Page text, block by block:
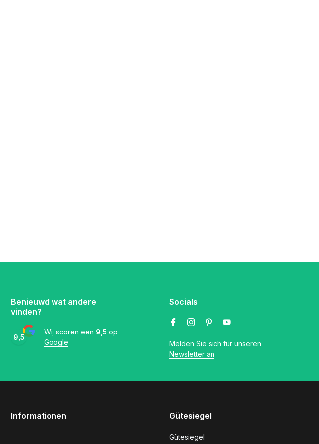
Benieuwd wat andere
vinden?
9,5
Wij scoren een 9,5 op
Google
Socials
Melden Sie sich für unseren
Newsletter an
Informationen Gütesiegel
Gütesiegel